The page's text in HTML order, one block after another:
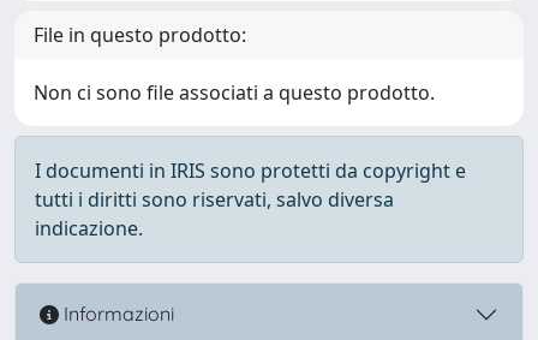
File in questo prodotto:
Non ci sono file associati a questo prodotto.
I documenti in IRIS sono protetti da copyright e
tutti i diritti sono riservati, salvo diversa
indicazione.
Informazioni